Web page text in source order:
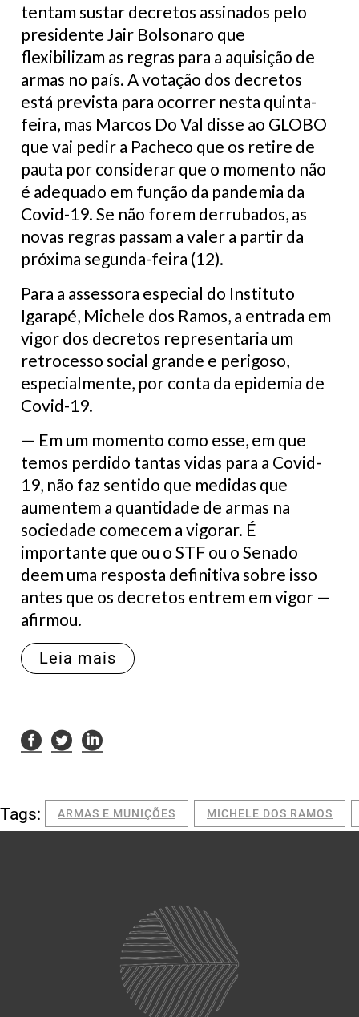
tentam sustar decretos assinados pelo
presidente Jair Bolsonaro que
flexibilizam as regras para a aquisição de
armas no país. A votação dos decretos
está prevista para ocorrer nesta quinta-
feira, mas Marcos Do Val disse ao GLOBO
que vai pedir a Pacheco que os retire de
pauta por considerar que o momento não
é adequado em função da pandemia da
Covid-19. Se não forem derrubados, as
novas regras passam a valer a partir da
próxima segunda-feira (12).
Para a assessora especial do Instituto
Igarapé, Michele dos Ramos, a entrada em
vigor dos decretos representaria um
retrocesso social grande e perigoso,
especialmente, por conta da epidemia de
Covid-19.
— Em um momento como esse, em que
temos perdido tantas vidas para a Covid-
19, não faz sentido que medidas que
aumentem a quantidade de armas na
sociedade comecem a vigorar. É
importante que ou o STF ou o Senado
deem uma resposta definitiva sobre isso
antes que os decretos entrem em vigor —
afirmou.
Leia mais
Tags: ARMAS E MUNIÇÕES MICHELE DOS RAMOS